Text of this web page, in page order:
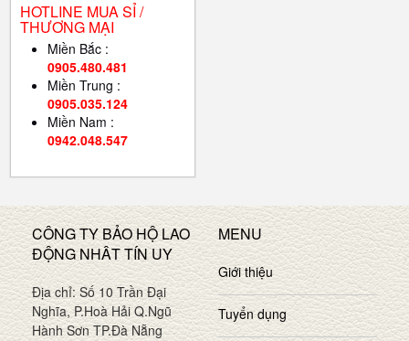
HOTLINE MUA SỈ /
THƯƠNG MẠI
Miền Bắc :
0905.480.481
Miền Trung :
0905.035.124
Miền Nam :
0942.048.547
CÔNG TY BẢO HỘ LAO
ĐỘNG NHÂT TÍN UY
Địa chỉ: Số 10 Trần Đại
Nghĩa, P.Hoà Hải Q.Ngũ
Hành Sơn TP.Đà Nẵng
MENU
Giới thiệu
Tuyển dụng